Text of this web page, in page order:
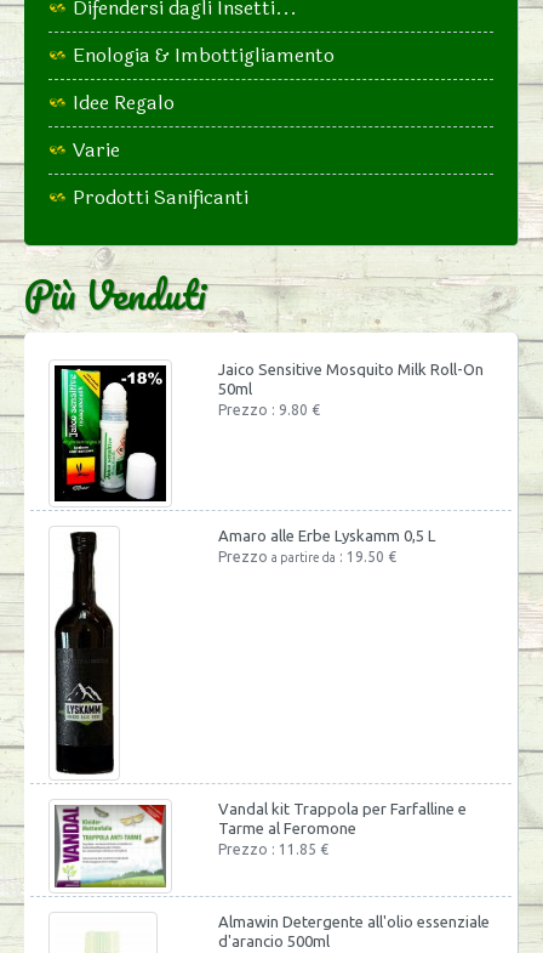
Difendersi dagli Insetti...
Enologia & Imbottigliamento
Idee Regalo
Varie
Prodotti Sanificanti
Più Venduti
Jaico Sensitive Mosquito Milk Roll-On
50ml
Prezzo : 9.80 €
Amaro alle Erbe Lyskamm 0,5 L
Prezzoa partire da : 19.50 €
Vandal kit Trappola per Farfalline e
Tarme al Feromone
Prezzo : 11.85 €
Almawin Detergente all'olio essenziale
d'arancio 500ml